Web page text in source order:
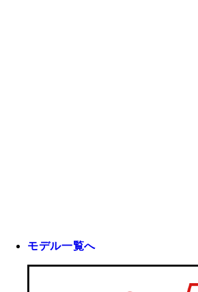
モデル一覧へ